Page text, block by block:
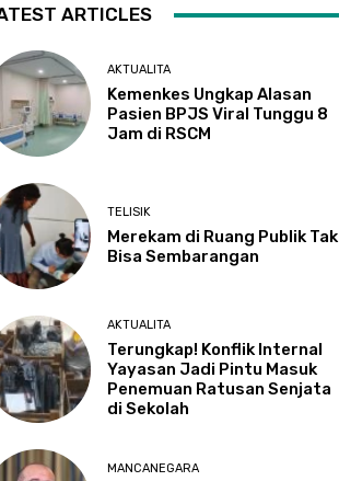
ARTICLES
AKTUALITA
Kemenkes Ungkap Alasan
Pasien BPJS Viral Tunggu 8
Jam di RSCM
TELISIK
Merekam di Ruang Publik Tak
Bisa Sembarangan
AKTUALITA
Terungkap! Konflik Internal
Yayasan Jadi Pintu Masuk
Penemuan Ratusan Senjata
di Sekolah
MANCANEGARA